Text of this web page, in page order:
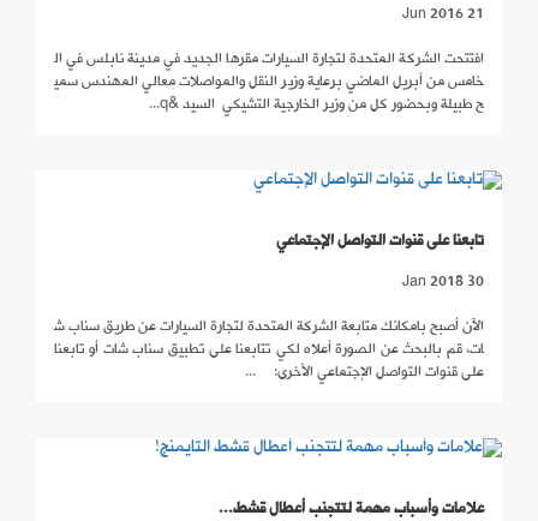
21 Jun 2016
افتتحت الشركة المتحدة لتجارة السيارات مقرها الجديد في مدينة نابلس في ال
خامس من أبريل الماضي برعاية وزير النقل والمواصلات معالي المهندس سمي
ح طبيلة وبحضور كل من وزير الخارجية التشيكي السيد &q...
تابعنا على قنوات التواصل الإجتماعي
30 Jan 2018
الآن أصبح بامكانك متابعة الشركة المتحدة لتجارة السيارات عن طريق سناب ش
ات، قم بالبحث عن الصورة أعلاه لكي تتابعنا على تطبيق سناب شات أو تابعنا
على قنوات التواصل الإجتماعي الأخرى: ...
علامات وأسباب مهمة لتتجنب أعطال قشط...